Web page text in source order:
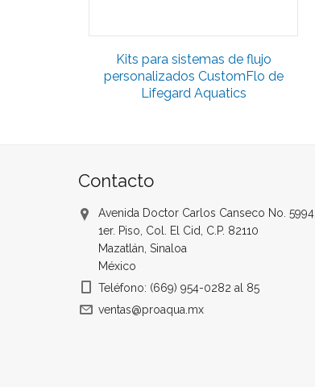
Kits para sistemas de flujo
personalizados CustomFlo de
Lifegard Aquatics
Contacto
Avenida Doctor Carlos Canseco No. 5994,
1er. Piso, Col. El Cid, C.P. 82110
Mazatlán, Sinaloa
México
Teléfono: (669) 954-0282 al 85
ventas@proaqua.mx